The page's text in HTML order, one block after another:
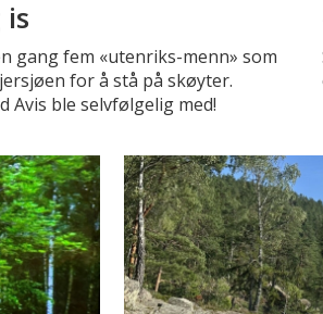
gang fem «utenriks-menn» som
for å stå på skøyter.
Avis ble selvfølgelig med!